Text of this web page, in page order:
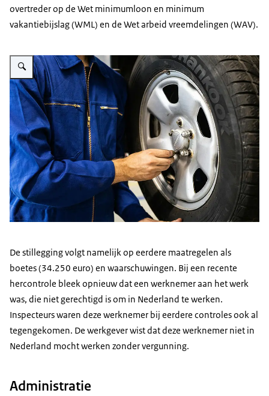
overtreder op de Wet minimumloon en minimum
vakantiebijslag (WML) en de Wet arbeid vreemdelingen (WAV).
Vergroot afbeelding Monteur bij een autoband
De stillegging volgt namelijk op eerdere maatregelen als
boetes (34.250 euro) en waarschuwingen. Bij een recente
hercontrole bleek opnieuw dat een werknemer aan het werk
was, die niet gerechtigd is om in Nederland te werken.
Inspecteurs waren deze werknemer bij eerdere controles ook al
tegengekomen. De werkgever wist dat deze werknemer niet in
Nederland mocht werken zonder vergunning.
Administratie